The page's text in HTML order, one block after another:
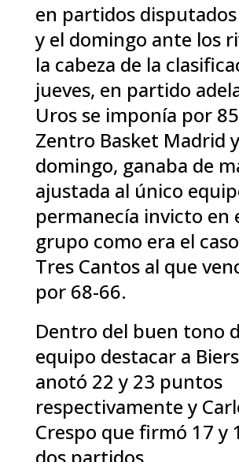
en partidos
y el domingo ante los
la cabeza de la
jueves, en partido
Uros se imponía por
Zentro Basket Madrid
domingo, ganaba de
ajustada al único
permanecía invicto en
grupo como era el
Tres Cantos al que
por 68-66.
Dentro del buen tono
equipo destacar a
anotó 22 y 23 puntos
respectivamente y
Crespo que firmó 17 y